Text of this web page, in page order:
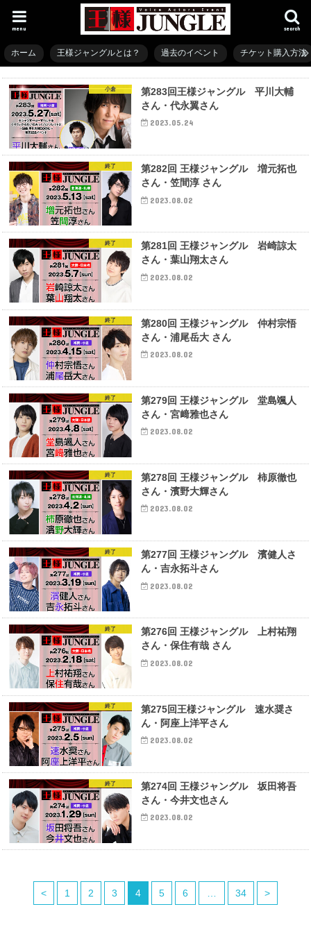
search
menu
ホーム 王様ジャングルとは？ 過去のイベント チケット購入方法
小倉
第283回王様ジャングル 平川大輔
さん・代永翼さん
2023.05.24
終了
第282回 王様ジャングル 増元拓也
さん・笠間淳 さん
2023.08.02
終了
第281回 王様ジャングル 岩崎諒太
さん・葉山翔太さん
2023.08.02
終了
第280回 王様ジャングル 仲村宗悟
さん・浦尾岳大 さん
2023.08.02
終了
第279回 王様ジャングル 堂島颯人
さん・宮﨑雅也さん
2023.08.02
終了
第278回 王様ジャングル 柿原徹也
さん・濱野大輝さん
2023.08.02
終了
第277回 王様ジャングル 濱健人さ
ん・吉永拓斗さん
2023.08.02
終了
第276回 王様ジャングル 上村祐翔
さん・保住有哉 さん
2023.08.02
終了
第275回王様ジャングル 速水奨さ
ん・阿座上洋平さん
2023.08.02
終了
第274回 王様ジャングル 坂田将吾
さん・今井文也さん
2023.08.02
< 1 2 3 4 5 6 … 34 >